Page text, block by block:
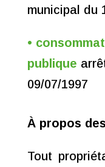
municipal du
•
publique
09/07/1997
À propos
Tout